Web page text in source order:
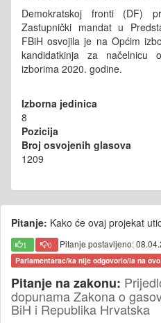
Demokratskoj fronti (DF)
Zastupnički mandat u
FBiH osvojila je na Općim
kandidatkinja za načelnicu
izborima 2020. godine.
Izborna jedinica
8
Pozicija
Broj osvojenih glasova
1209
Pitanje: Kako će ovaj projekat
1 0 Pitanje postavljeno:
Parlamentarac/ka nije odgovorio/la na
Pitanje na zakonu:
dopunama Zakona o
BiH i Republika Hrvatska